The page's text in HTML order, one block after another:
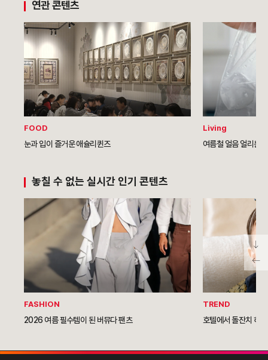
연관 콘텐츠
FOOD
눈과 입이 즐거운 애슐리퀸즈
Living
여름철 얼음 얼리는
놓칠 수 없는 실시간 인기 콘텐츠
FASHION
2026 여름 필수템이 된 버뮤다 팬츠
TREND
호텔에서 돌잔치 하